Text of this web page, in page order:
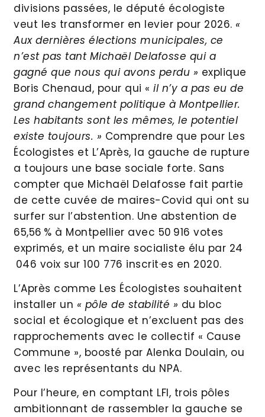
divisions passées, le député écologiste
veut les transformer en levier pour 2026. «
Aux dernières élections municipales, ce
n’est pas tant Michaël Delafosse qui a
gagné que nous qui avons perdu » explique
Boris Chenaud, pour qui « il n’y a pas eu de
grand changement politique à Montpellier.
Les habitants sont les mêmes, le potentiel
existe toujours. » Comprendre que pour Les
Écologistes et L’Après, la gauche de rupture
a toujours une base sociale forte. Sans
compter que Michaël Delafosse fait partie
de cette cuvée de maires-Covid qui ont su
surfer sur l’abstention. Une abstention de
65,56 % à Montpellier avec 50 916 votes
exprimés, et un maire socialiste élu par 24
046 voix sur 100 776 inscrit·es en 2020.
L’Après comme Les Écologistes souhaitent
installer un « pôle de stabilité » du bloc
social et écologique et n’excluent pas des
rapprochements avec le collectif « Cause
Commune », boosté par Alenka Doulain, ou
avec les représentants du NPA.
Pour l’heure, en comptant LFI, trois pôles
ambitionnant de rassembler la gauche se